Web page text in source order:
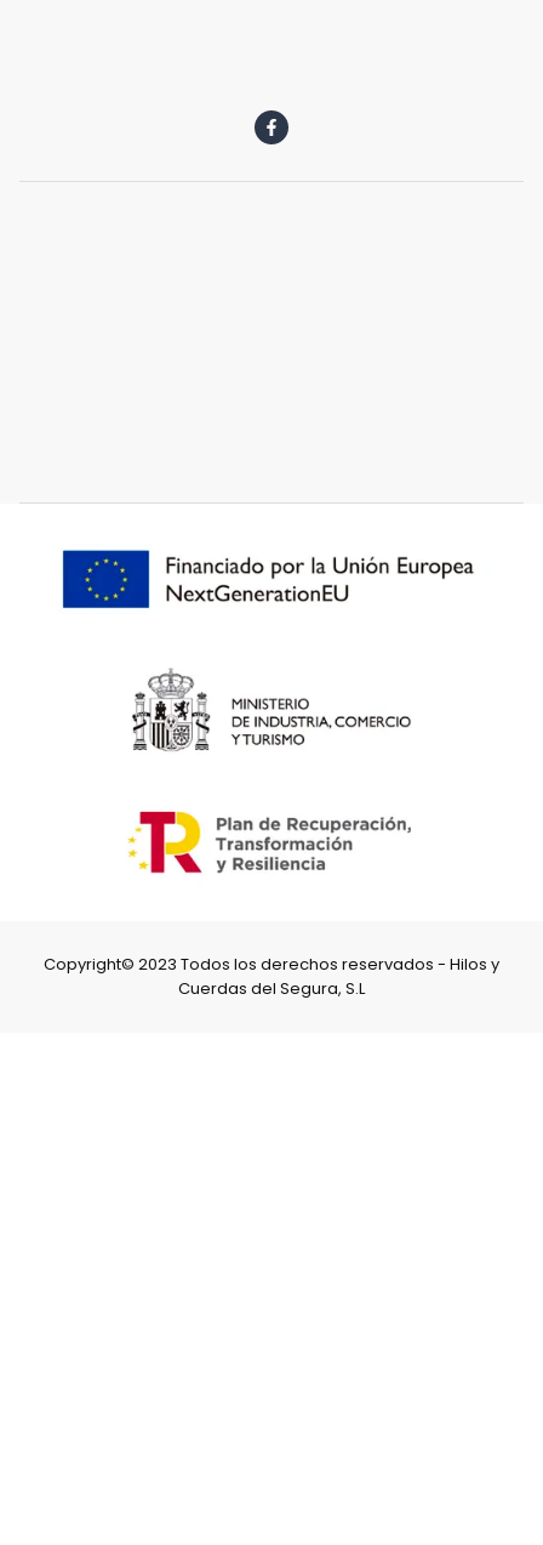
Copyright© 2023 Todos los derechos reservados - Hilos y
Cuerdas del Segura, S.L